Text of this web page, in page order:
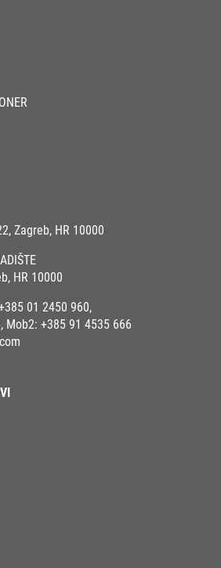
Zagreb, HR 10000
HR 10000
01 2450 960,
, Mob2: +385 91 4535 666